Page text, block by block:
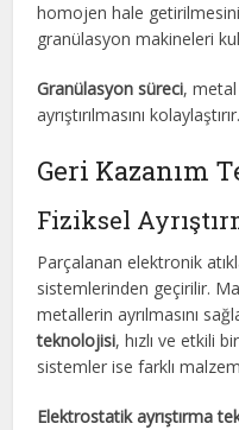
homojen hale getirilmesini
granülasyon makineleri
Granülasyon süreci,
ayrıştırılmasını kolaylaştırır.
Geri Kazanım
Fiziksel
Parçalanan elektronik
sistemlerinden geçirilir.
metallerin ayrılmasını
teknolojisi, hızlı ve etkili
sistemler ise farklı
Elektrostatik ayrıştırma